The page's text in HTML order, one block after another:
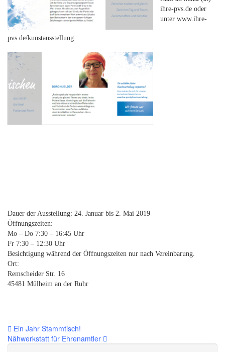
ihre-pvs.de oder
unter www.ihre-
pvs.de/kunstausstellung.
Dauer der Ausstellung: 24. Januar bis 2. Mai 2019
Öffnungszeiten:
Mo – Do 7:30 – 16:45 Uhr
Fr 7:30 – 12:30 Uhr
Besichtigung während der Öffnungszeiten nur nach Vereinbarung.
Ort:
Remscheider Str. 16
45481 Mülheim an der Ruhr
Beitragsnavigation
Ein Jahr Stammtisch!
Nähwerkstatt für Ehrenamtler